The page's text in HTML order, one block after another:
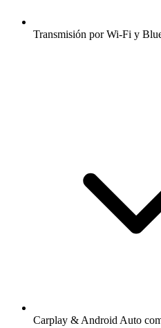
Transmisión por Wi-Fi y
Carplay & Android Auto